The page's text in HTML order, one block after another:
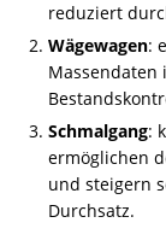
reduziert
Wägewagen:
Massendaten
Schmalgang:
ermöglichen
und steigern
Durchsatz.